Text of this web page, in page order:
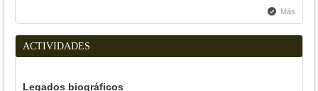
Más
ACTIVIDADES
Legados biográficos